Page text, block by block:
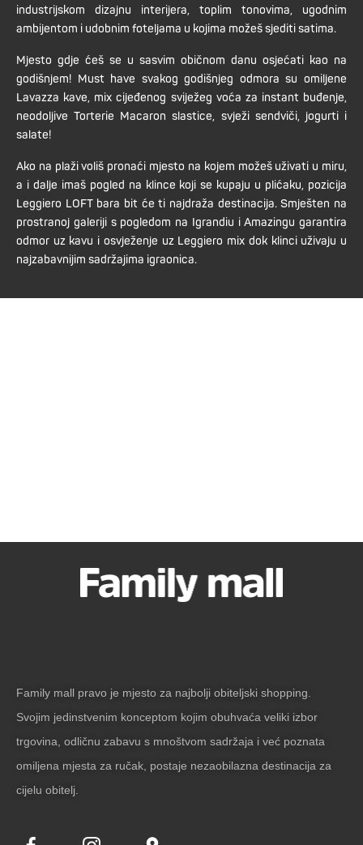
industrijskom dizajnu interijera, toplim tonovima, ugodnim
ambijentom i udobnim foteljama u kojima možeš sjediti satima.
Mjesto gdje ćeš se u sasvim običnom danu osjećati kao na
godišnjem! Must have svakog godišnjeg odmora su omiljene
Lavazza kave, mix cijeđenog sviježeg voća za instant buđenje,
neodoljive Torterie Macaron slastice, svježi sendviči, jogurti i
salate!
Ako na plaži voliš pronaći mjesto na kojem možeš uživati u miru,
a i dalje imaš pogled na klince koji se kupaju u plićaku, pozicija
Leggiero LOFT bara bit će ti najdraža destinacija. Smješten na
prostranoj galeriji s pogledom na Igrandiu i Amazingu garantira
odmor uz kavu i osvježenje uz Leggiero mix dok klinci uživaju u
najzabavnijim sadržajima igraonica.
Family mall pravo je mjesto za najbolji obiteljski shopping.
Svojim jedinstvenim konceptom kojim obuhvaća veliki izbor
trgovina, odličnu zabavu s mnoštvom sadržaja i već poznata
omiljena mjesta za ručak, postaje nezaobilazna destinacija za
cijelu obitelj.